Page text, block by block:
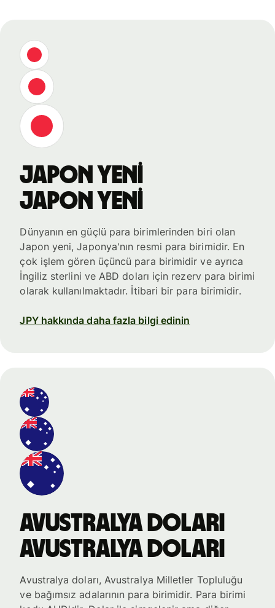
Japon yeni
Japon yeni
Dünyanın en güçlü para birimlerinden biri olan
Japon yeni, Japonya'nın resmi para birimidir. En
çok işlem gören üçüncü para birimidir ve ayrıca
İngiliz sterlini ve ABD doları için rezerv para birimi
olarak kullanılmaktadır. İtibari bir para birimidir.
JPY hakkında daha fazla bilgi edinin
Avustralya doları
Avustralya doları
Avustralya doları, Avustralya Milletler Topluluğu
ve bağımsız adalarının para birimidir. Para birimi